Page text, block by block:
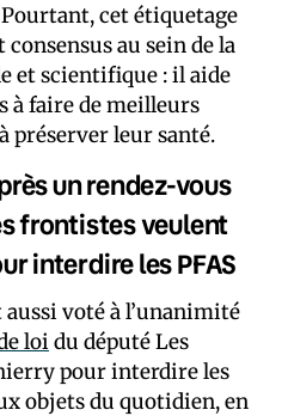
Pourtant, cet étiquetage
au sein de la
et scientifique : il aide
à faire de meilleurs
préserver leur santé.
un rendez-vous
frontistes veulent
interdire les PFAS
voté à l’unanimité
loi du député Les
pour interdire les
objets du quotidien, en